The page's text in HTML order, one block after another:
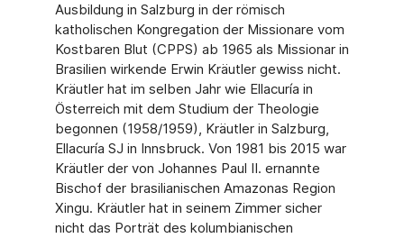
Ausbildung in Salzburg in der römisch
katholischen Kongregation der Missionare vom
Kostbaren Blut (CPPS) ab 1965 als Missionar in
Brasilien wirkende Erwin Kräutler gewiss nicht.
Kräutler hat im selben Jahr wie Ellacuría in
Österreich mit dem Studium der Theologie
begonnen (1958/1959), Kräutler in Salzburg,
Ellacuría SJ in Innsbruck. Von 1981 bis 2015 war
Kräutler der von Johannes Paul II. ernannte
Bischof der brasilianischen Amazonas Region
Xingu. Kräutler hat in seinem Zimmer sicher
nicht das Porträt des kolumbianischen